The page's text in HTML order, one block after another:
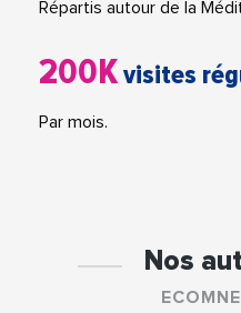
Répartis autour de la
200Kvisites
Par mois.
Nos